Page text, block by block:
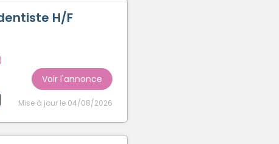
H/F
Voir l'annonce
Mise à jour le 04/08/2026